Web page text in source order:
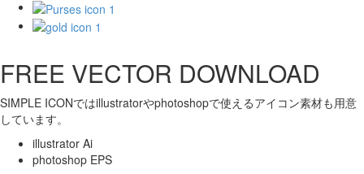
FREE VECTOR DOWNLOAD
SIMPLE ICONではillustratorやphotoshopで使えるアイコン素材も用意
しています。
illustrator Ai
photoshop EPS